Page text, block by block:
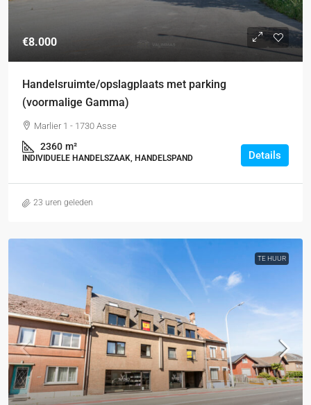
€8.000
Handelsruimte/opslagplaats met parking
(voormalige Gamma)
Marlier 1 - 1730 Asse
2360 m²
INDIVIDUELE HANDELSZAAK, HANDELSPAND Details
23 uren geleden
TE HUUR